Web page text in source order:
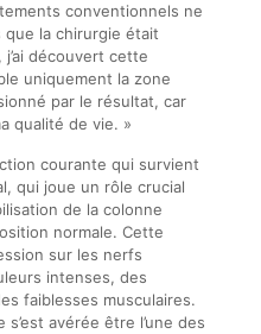
conventionnels ne
la chirurgie était
découvert cette
uniquement la zone
par le résultat, car
qualité de vie. »
courante qui survient
qui joue un rôle crucial
de la colonne
normale. Cette
sur les nerfs
intenses, des
faiblesses musculaires.
avérée être l’une des